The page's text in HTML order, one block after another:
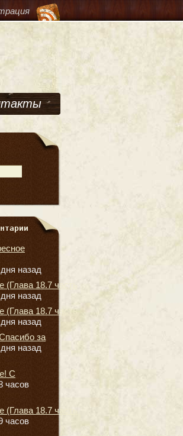
назад
(Глава 18.7 часть
назад
(Глава 18.7 часть
назад
за
назад
С
часов
(Глава 18.7 часть
часов